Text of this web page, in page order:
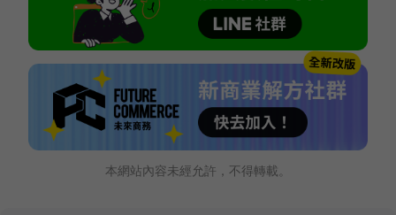
本網站內容未經允許，不得轉載。